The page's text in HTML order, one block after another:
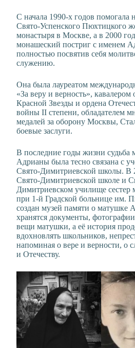
С начала 1990-х годов помогала
Свято-Успенского Пюхтицкого
монастыря в Москве, а в 2000
монашеский постриг с именем
полностью посвятив себя
служению.
Она была лауреатом
«За веру и верность», кавалером
Красной Звезды и ордена
войны II степени, обладателем
медалей за оборону Москвы,
боевые заслуги.
В последние годы жизни судьба
Адрианы была тесно связана с
Свято-Димитриевской школы. В
Свято-Димитриевской школе и
Димитриевском училище сестер
при 1-й Градской больнице им.
создан музей памяти о матушке
хранятся документы,
вещи матушки, а её история
вдохновлять школьников,
напоминая о вере и верности, о
и Отечеству.